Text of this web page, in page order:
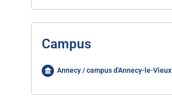
Campus
Annecy / campus d'Annecy-le-Vieux